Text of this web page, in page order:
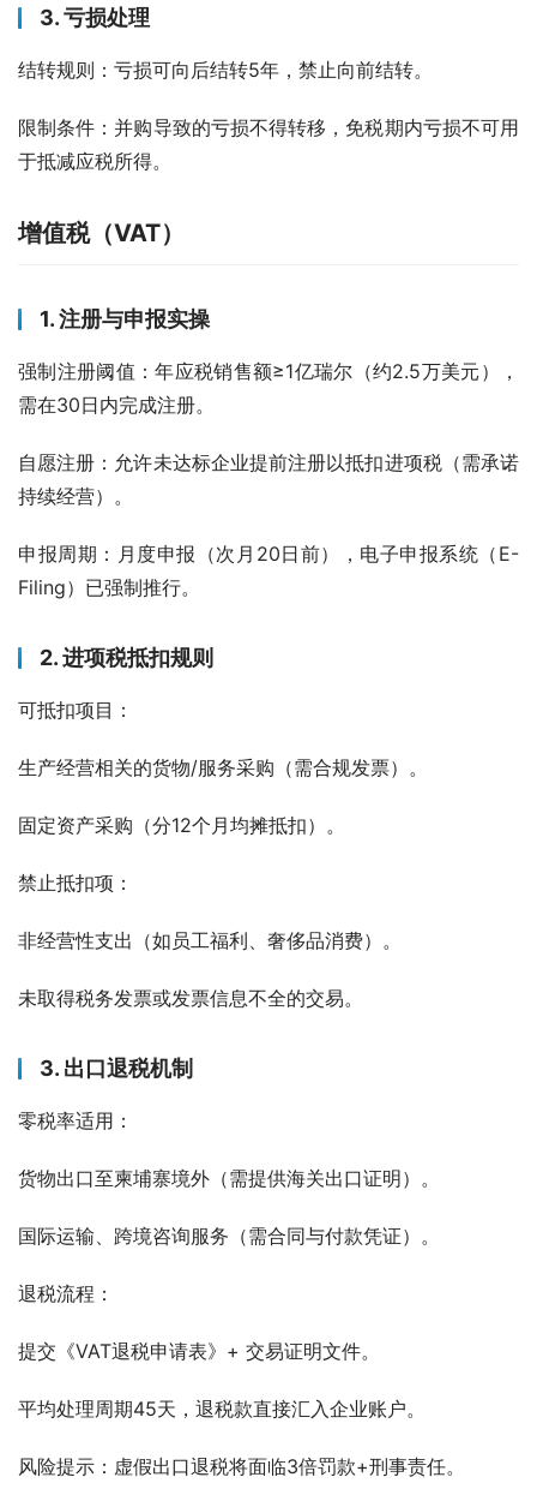
3. 亏损处理
结转规则：亏损可向后结转5年，禁止向前结转。
限制条件：并购导致的亏损不得转移，免税期内亏损不可用
于抵减应税所得。
增值税（VAT）
1. 注册与申报实操
强制注册阈值：年应税销售额≥1亿瑞尔（约2.5万美元），
需在30日内完成注册。
自愿注册：允许未达标企业提前注册以抵扣进项税（需承诺
持续经营）。
申报周期：月度申报（次月20日前），电子申报系统（E-
Filing）已强制推行。
2. 进项税抵扣规则
可抵扣项目：
生产经营相关的货物/服务采购（需合规发票）。
固定资产采购（分12个月均摊抵扣）。
禁止抵扣项：
非经营性支出（如员工福利、奢侈品消费）。
未取得税务发票或发票信息不全的交易。
3. 出口退税机制
零税率适用：
货物出口至柬埔寨境外（需提供海关出口证明）。
国际运输、跨境咨询服务（需合同与付款凭证）。
退税流程：
提交《VAT退税申请表》+ 交易证明文件。
平均处理周期45天，退税款直接汇入企业账户。
风险提示：虚假出口退税将面临3倍罚款+刑事责任。